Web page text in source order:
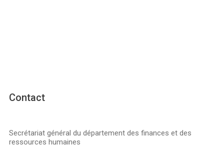
Contact
Secrétariat général du département des finances et des
ressources humaines